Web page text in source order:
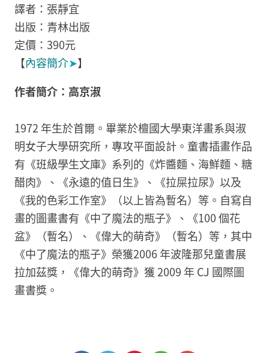
譯者：張靜宜
出版：青林出版
定價：390元
【內容簡介➤】
作者簡介： 高京淑
1972 年生於首爾。畢業於檀國大學東洋畫系與淑
明女子大學研究所，專攻平面設計。童書插畫作品
有《班級學生文庫》系列的《炸醬麵、海鮮麵、糖
醋肉》、《永遠的值日生》、《拉屎拉尿》以及
《我的色彩工作室》（以上皆為暫名）等。自寫自
畫的圖畫書有《中了魔法的瓶子》、《100 個花
盆》（暫名）、《偉大的萌奇》（暫名）等，其中
《中了魔法的瓶子》榮獲2006 年波隆那兒童書展
拉加茲獎，《偉大的萌奇》獲 2009 年 CJ 國際圖
畫書獎。